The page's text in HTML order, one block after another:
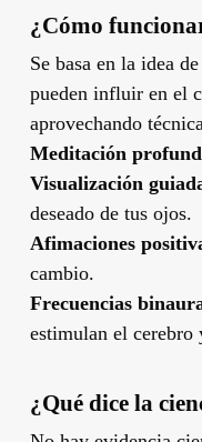
¿Cómo
Se basa en la idea
pueden influir en el
aprovechando
Meditación
Visualización
deseado de tus ojos.
Afimaciones
cambio.
Frecuencias
estimulan el
¿Qué dice la